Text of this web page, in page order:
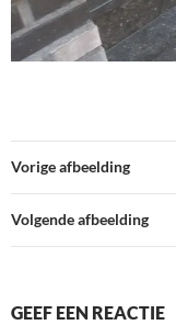
Vorige afbeelding
Volgende afbeelding
GEEF EEN REACTIE